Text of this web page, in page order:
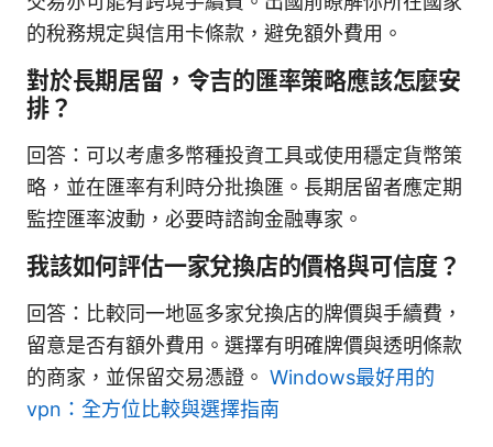
的稅務規定與信用卡條款，避免額外費用。
對於長期居留，令吉的匯率策略應該怎麼安
排？
回答：可以考慮多幣種投資工具或使用穩定貨幣策
略，並在匯率有利時分批換匯。長期居留者應定期
監控匯率波動，必要時諮詢金融專家。
我該如何評估一家兌換店的價格與可信度？
回答：比較同一地區多家兌換店的牌價與手續費，
留意是否有額外費用。選擇有明確牌價與透明條款
的商家，並保留交易憑證。 Windows最好用的
vpn：全方位比較與選擇指南